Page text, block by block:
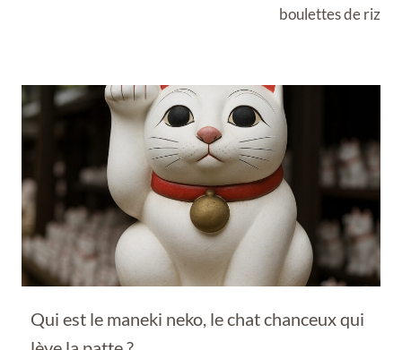
boulettes de riz
Qui est le maneki neko, le chat chanceux qui